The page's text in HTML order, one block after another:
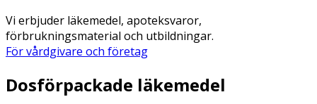
Vi erbjuder läkemedel, apoteksvaror,
förbrukningsmaterial och utbildningar.
För vårdgivare och företag
Dosförpackade läkemedel